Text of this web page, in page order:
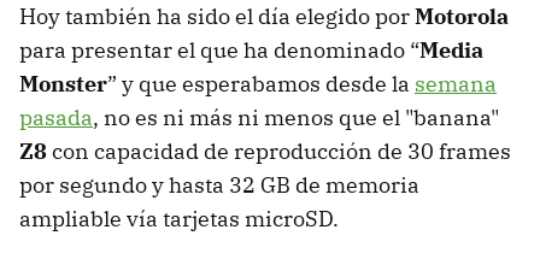
Hoy también ha sido el día elegido porMotorola
para presentar el que ha denominado “Media
Monster” y que esperabamos desde la semana
pasada, no es ni más ni menos que el "banana"
Z8con capacidad de reproducción de 30 frames
por segundo y hasta 32 GB de memoria
ampliable vía tarjetas microSD.